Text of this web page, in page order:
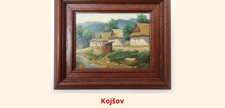
Kojšov